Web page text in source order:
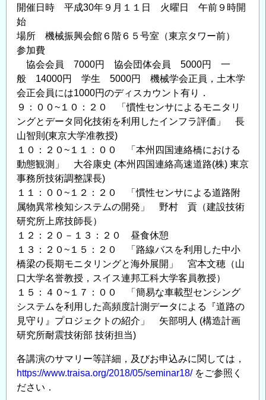
開催日時 平成30年９月１１日 火曜日 午前９時開
始
場所 機械振興会館６階６５号室（東京タワー前）
参加費
協会会員 7000円 協会団体会員 5000円 一
般 14000円 学生 5000円 機械学会正員，土木学
会正会員には1000円のディスカウント有り．
９：００~１０：２０ 「慣性センサによるモニタリ
ングとデータ同化技術を利用したインフラ評価」 長
山智則(東京大学准教授)
１０：２０~１１：００ 「本州四国連絡橋における
動態観測」 大谷康史 (本州四国連絡高速道路(株) 東京
事務所技術調整課長)
１１：００~１２：２０ 「慣性センサによる道路附
属物異常検知システムの開発」 野村 貢（建設技術
研究所上席技師長）
１２：２０－１３：２０ 昼食休憩
１３：２０~１５：２０ 「路線バスを利用した中小
橋梁の長期モニタリングと海外展開」 宮本文穂（山
口大学名誉教授，スイス連邦工科大学客員教授）
１５：４０~１７：００ 「簡易な車載型センシング
システムを利用した高頻度計測データによる『道路の
見守り』プロジェクトの紹介」 矢部明人 (構造計画
研究所耐震技術部 技術担当)
各講演のサマリー等詳細，及びお申込みに関しては，
https://www.traisa.org/2018/05/seminar18/をご参照く
ださい．